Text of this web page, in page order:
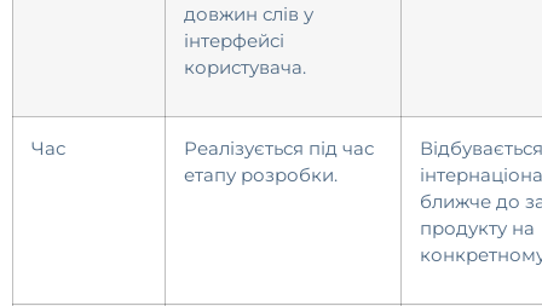
довжин слів у
інтерфейсі
користувача.
Час
Реалізується під час
етапу розробки.
ближче до
продукту на